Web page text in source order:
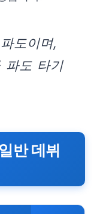
도이며,
파도 타기
반 데뷔